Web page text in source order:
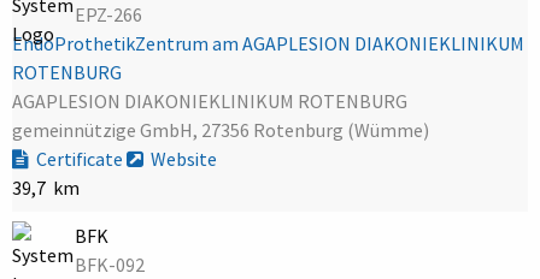
EPZ-266
EndoProthetikZentrum am AGAPLESION DIAKONIEKLINIKUM
ROTENBURG
AGAPLESION DIAKONIEKLINIKUM ROTENBURG
gemeinnützige GmbH, 27356 Rotenburg (Wümme)
Certificate
Website
39,7 km
BFK
BFK-092